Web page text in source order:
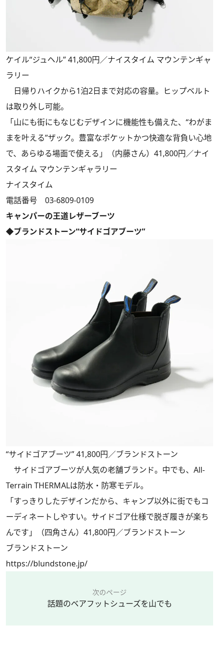
ケイル“ジュヘル” 41,800円／ナイスタイム マウンテンギャ
ラリー
日帰りハイクから1泊2日まで対応の容量。ヒップベルト
は取り外し可能。
「山にも街にもなじむデザインに機能性も備えた、“わがま
まを叶える”ザック。豊富なポケットかつ快適な背負い心地
で、あらゆる場面で使える」（内藤さん）41,800円／ナイ
スタイム マウンテンギャラリー
ナイスタイム
電話番号 03-6809-0109
キャンパーの王道レザーブーツ
◆ブランドストーン“サイドゴアブーツ”
“サイドゴアブーツ” 41,800円／ブランドストーン
サイドゴアブーツが人気の老舗ブランド。中でも、All-
Terrain THERMALは防水・防寒モデル。
「すっきりしたデザインだから、キャンプ以外に街でもコ
ーディネートしやすい。サイドゴア仕様で脱ぎ履きが楽ち
んです」（四角さん）41,800円／ブランドストーン
ブランドストーン
https://blundstone.jp/
次のページ
話題のベアフットシューズを山でも